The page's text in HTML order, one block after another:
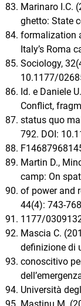
Marinaro I.C.
ghetto: State
formalization
Italy’s Roma
Sociology,
10.1177/
Id. e Daniele
Conflict,
status quo
792. DOI:
Martin D.,
camp: On
of power and
44(4): 743-
1177/
Mascia C.
definizione di
conoscitivo
Università
Mastinu M.